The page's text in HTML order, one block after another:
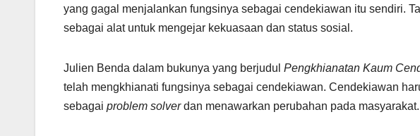
yang gagal menjalankan fungsinya sebagai cendekiawan itu sendiri.
sebagai alat untuk mengejar kekuasaan dan status sosial.
Julien Benda dalam bukunya yang berjudul Pengkhianatan Kaum
telah mengkhianati fungsinya sebagai cendekiawan. Cendekiawan
sebagai problem solverdan menawarkan perubahan pada masyarakat.